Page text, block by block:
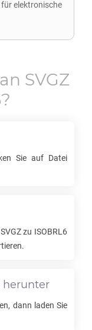
elektronische
SVGZ
?
Sie auf Datei
SVGZzu ISOBRL6
herunter
dann laden Sie